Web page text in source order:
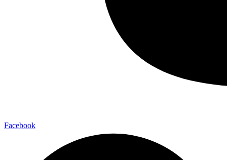
Facebook